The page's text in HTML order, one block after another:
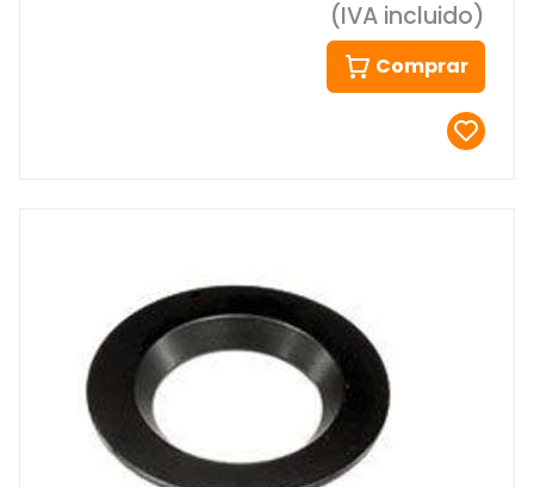
(IVA incluido)
Comprar